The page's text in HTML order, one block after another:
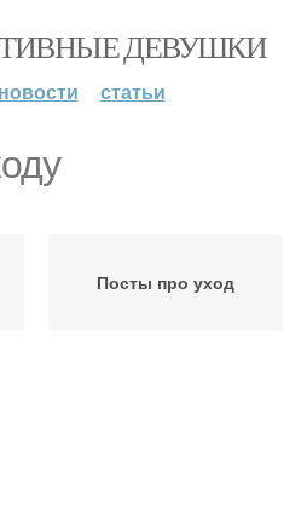
ДЕВУШКИ
новости статьи
Посты про уход